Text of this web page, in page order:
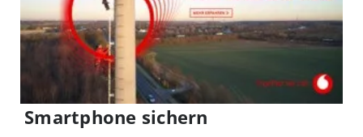
Smartphone sichern